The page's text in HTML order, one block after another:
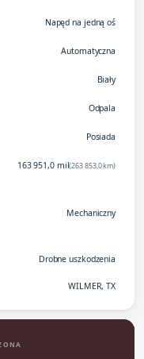
Napęd na jedną oś
Automatyczna
Biały
Odpala
Posiada
163 951,0 mil(263 853,0 km)
Mechaniczny
Drobne uszkodzenia
WILMER, TX